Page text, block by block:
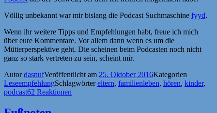
Völlig unbekannt war mir bislang die Podcast Suchmaschine fyyd.
Wenn ihr weitere Tipps und Empfehlungen habt, freue ich mich
über eure Kommentare. Vor allem dann wenn es um die
Mütterperspektive geht. Die scheinen beim Podcasten noch nicht
ganz so stark vertreten zu sein, scheint mir.
AutordasnufVeröffentlicht am 25. Oktober 2016Kategorien
LeseempfehlungSchlagwörtereltern, familienleben, hören, kinder,
podcast62 Reaktionen